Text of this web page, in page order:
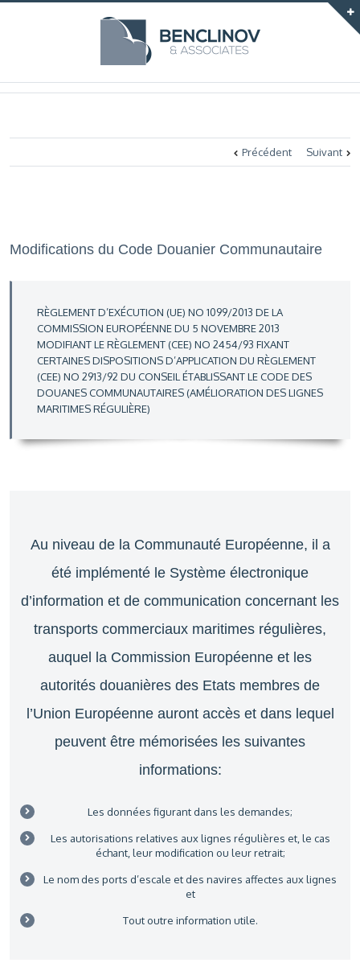
Précédent Suivant
Modifications du Code Douanier Communautaire
RÈGLEMENT D’EXÉCUTION (UE) NO 1099/2013 DE LA
COMMISSION EUROPÉENNE DU 5 NOVEMBRE 2013
MODIFIANT LE RÈGLEMENT (CEE) NO 2454/93 FIXANT
CERTAINES DISPOSITIONS D’APPLICATION DU RÈGLEMENT
(CEE) NO 2913/92 DU CONSEIL ÉTABLISSANT LE CODE DES
DOUANES COMMUNAUTAIRES (AMÉLIORATION DES LIGNES
MARITIMES RÉGULIÈRE)
Au niveau de la Communauté Européenne, il a
été implémenté le Système électronique
d’information et de communication concernant les
transports commerciaux maritimes régulières,
auquel la Commission Européenne et les
autorités douanières des Etats membres de
l’Union Européenne auront accès et dans lequel
peuvent être mémorisées les suivantes
informations:
Les données figurant dans les demandes;
Les autorisations relatives aux lignes régulières et, le cas
échant, leur modification ou leur retrait;
Le nom des ports d’escale et des navires affectes aux lignes
et
Tout outre information utile.